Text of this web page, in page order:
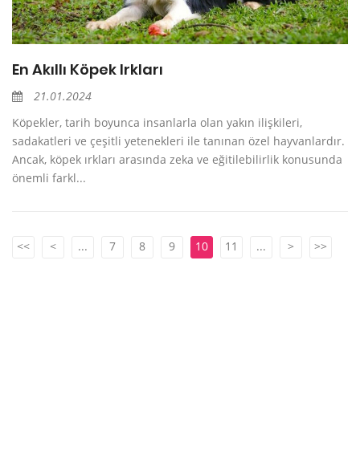
En Akıllı Köpek Irkları
21.01.2024
Köpekler, tarih boyunca insanlarla olan yakın ilişkileri,
sadakatleri ve çeşitli yetenekleri ile tanınan özel hayvanlardır.
Ancak, köpek ırkları arasında zeka ve eğitilebilirlik konusunda
önemli farkl...
<< < ... 7 8 9 10 11 ... > >>